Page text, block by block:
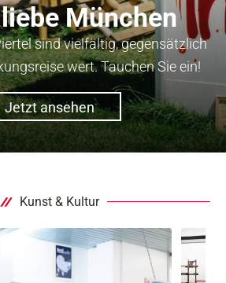
München
sind vielfältig, gegensätzlich
wert. Tauchen Sie ein!
Jetzt ansehen
Kunst & Kultur